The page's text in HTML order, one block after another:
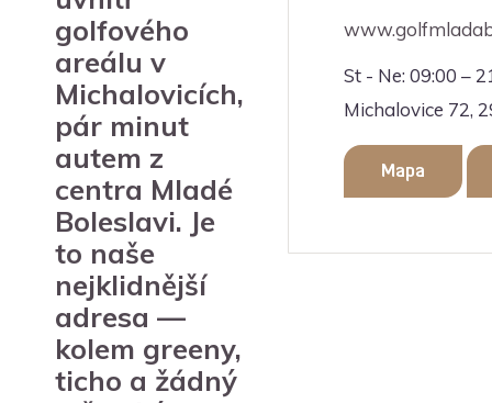
golfového
areálu v
Michalovicích,
pár minut
autem z
centra Mladé
Boleslavi. Je
to naše
nejklidnější
adresa —
kolem greeny,
ticho a žádný
St - Ne: 09:00 –
Michalovice 72,
Mapa